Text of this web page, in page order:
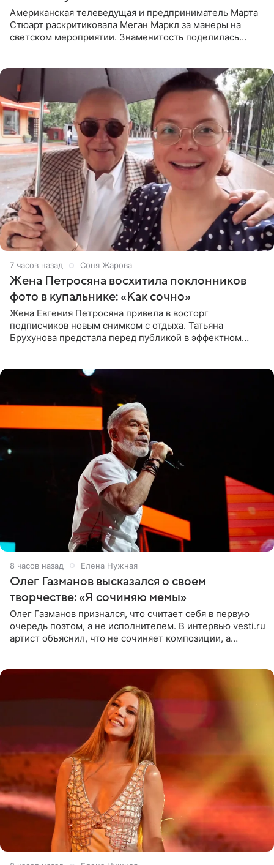
Американская телеведущая и предприниматель Марта
Стюарт раскритиковала Меган Маркл за манеры на
светском мероприятии. Знаменитость поделилась
7 часов назад Соня Жарова
Жена Петросяна восхитила поклонников
фото в купальнике: «Как сочно»
Жена Евгения Петросяна привела в восторг
подписчиков новым снимком с отдыха. Татьяна
Брухунова предстала перед публикой в эффектном
8 часов назад Елена Нужная
Олег Газманов высказался о своем
творчестве: «Я сочиняю мемы»
Олег Газманов признался, что считает себя в первую
очередь поэтом, а не исполнителем. В интервью vesti.ru
артист объяснил, что не сочиняет композиции, а